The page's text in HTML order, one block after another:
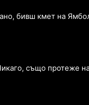
бивш кмет на
също протеже